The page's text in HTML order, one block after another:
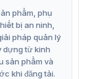
tiêu chuẩn
đến 60°C.
3,35mm đến
phẩm, phụ
bị an ninh,
pháp quản lý
dựng từ kinh
sản phẩm và
khi đăng tải.